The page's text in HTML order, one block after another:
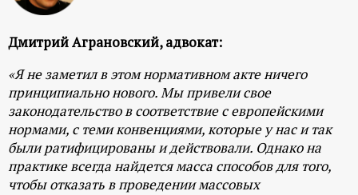
Дмитрий Аграновский, адвокат:
«Я не заметил в этом нормативном акте ничего
принципиально нового. Мы привели свое
законодательство в соответствие с европейскими
нормами, с теми конвенциями, которые у нас и так
были ратифицированы и действовали. Однако на
практике всегда найдется масса способов для того,
чтобы отказать в проведении массовых